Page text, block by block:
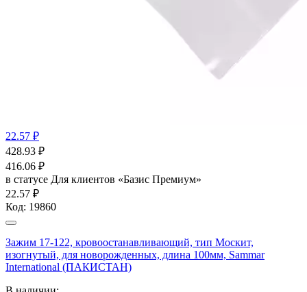
22.57 ₽
428.93 ₽
416.06 ₽
в статусе Для клиентов «Базис Премиум»
22.57 ₽
Код: 19860
Зажим 17-122, кровоостанавливающий, тип Москит,
изогнутый, для новорожденных, длина 100мм, Sammar
International (ПАКИСТАН)